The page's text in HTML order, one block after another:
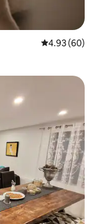
Calificación
4.93 (60)